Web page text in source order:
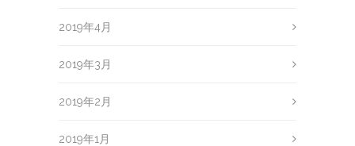
2019年4月
2019年3月
2019年2月
2019年1月